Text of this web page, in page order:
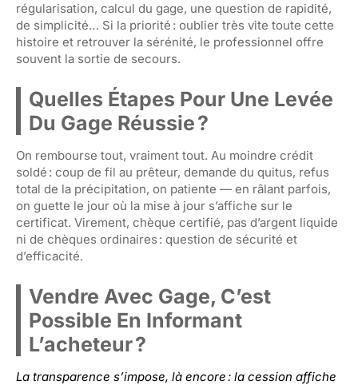
régularisation, calcul du gage, une question de rapidité,
de simplicité… Si la priorité : oublier très vite toute cette
histoire et retrouver la sérénité, le professionnel offre
souvent la sortie de secours.
Quelles Étapes Pour Une Levée
Du Gage Réussie ?
On rembourse tout, vraiment tout. Au moindre crédit
soldé : coup de fil au prêteur, demande du quitus, refus
total de la précipitation, on patiente — en râlant parfois,
on guette le jour où la mise à jour s’affiche sur le
certificat. Virement, chèque certifié, pas d’argent liquide
ni de chèques ordinaires : question de sécurité et
d’efficacité.
Vendre Avec Gage, C’est
Possible En Informant
L’acheteur ?
La transparence s’impose, là encore : la cession affiche